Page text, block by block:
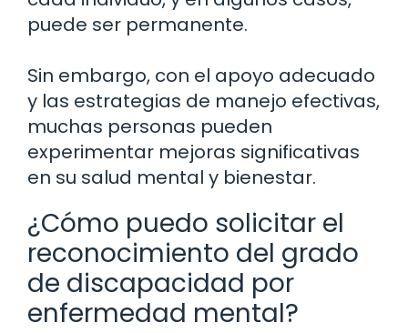
puede ser permanente.
Sin embargo, con el apoyo adecuado
y las estrategias de manejo efectivas,
muchas personas pueden
experimentar mejoras significativas
en su salud mental y bienestar.
¿Cómo puedo solicitar el
reconocimiento del grado
de discapacidad por
enfermedad mental?